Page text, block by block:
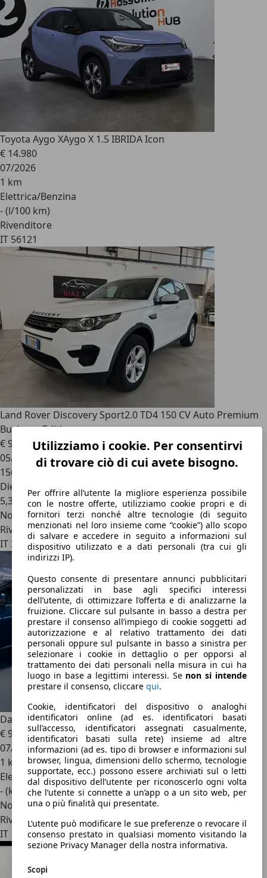
Utilizziamo i cookie. Per consentirvi
di trovare ciò di cui avete bisogno.
Per offrire all’utente la migliore esperienza possibile
con le nostre offerte, utilizziamo cookie propri e di
fornitori terzi nonché altre tecnologie (di seguito
menzionati nel loro insieme come “cookie”) allo scopo
di salvare e accedere in seguito a informazioni sul
dispositivo utilizzato e a dati personali (tra cui gli
indirizzi IP).
Questo consente di presentare annunci pubblicitari
personalizzati in base agli specifici interessi
dell’utente, di ottimizzare l’offerta e di analizzarne la
fruizione. Cliccare sul pulsante in basso a destra per
prestare il consenso all’impiego di cookie soggetti ad
autorizzazione e al relativo trattamento dei dati
personali oppure sul pulsante in basso a sinistra per
selezionare i cookie in dettaglio o per opporsi al
trattamento dei dati personali nella misura in cui ha
luogo in base a legittimi interessi. Se non si intende
prestare il consenso, cliccare qui.
Cookie, identificatori del dispositivo o analoghi
identificatori online (ad es. identificatori basati
sull’accesso, identificatori assegnati casualmente,
identificatori basati sulla rete) insieme ad altre
informazioni (ad es. tipo di browser e informazioni sul
browser, lingua, dimensioni dello schermo, tecnologie
supportate, ecc.) possono essere archiviati sul o letti
dal dispositivo dell’utente per riconoscerlo ogni volta
che l’utente si connette a un’app o a un sito web, per
una o più finalità qui presentate.
L’utente può modificare le sue preferenze o revocare il
consenso prestato in qualsiasi momento visitando la
sezione Privacy Manager della nostra informativa.
Scopi
Toyota Aygo XAygo X 1.5 IBRIDA Icon
€ 14.980
07/2026
1 km
Elettrica/Benzina
- (l/100 km)
Rivenditore
IT 56121
Land Rover Discovery Sport2.0 TD4 150 CV Auto Premium
Business Edition
€ 9.900
05/2016
156.000 km
Diesel
5,3 l/100 km (comb.)
Novità
Rivenditore
IT 33097
Dacia SpringExtreme Electric 65 (48kW)
€ 9.900
07/2023
1 km
Elettrica
- (kWh/100 km)
Novità
Rivenditore
IT 10154